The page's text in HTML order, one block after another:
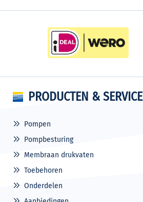
PRODUCTEN & SERVICE
Pompen
Pompbesturing
Membraan drukvaten
Toebehoren
Onderdelen